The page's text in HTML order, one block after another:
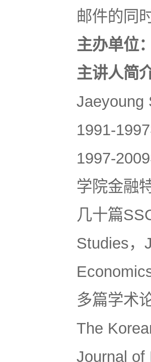
邮件的同
主办单位
主讲人简
Jaeyoung
1991-
1997-
学院金融
几十篇
Studies，
多篇学术
The
Journal of